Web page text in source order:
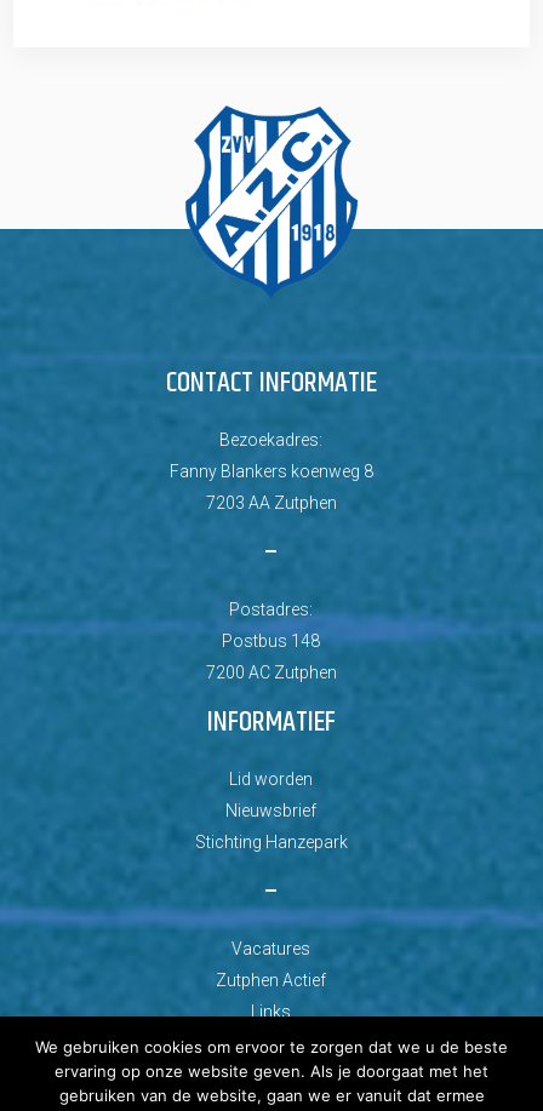
CONTACT INFORMATIE
Bezoekadres:
Fanny Blankers koenweg 8
7203 AA Zutphen
–
Postadres:
Postbus 148
7200 AC Zutphen
INFORMATIEF
Lid worden
Nieuwsbrief
Stichting Hanzepark
–
Vacatures
Zutphen Actief
Links
We gebruiken cookies om ervoor te zorgen dat we u de beste
ervaring op onze website geven. Als je doorgaat met het
gebruiken van de website, gaan we er vanuit dat ermee